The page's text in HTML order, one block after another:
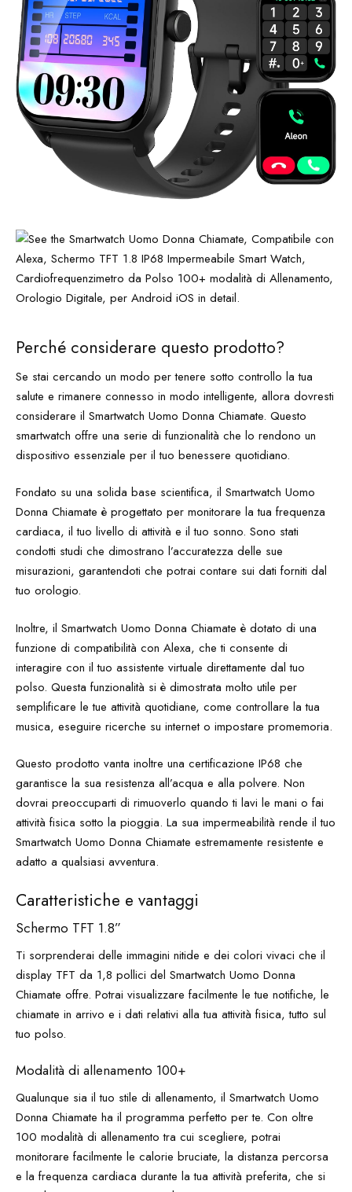
Perché considerare questo prodotto?
Se stai cercando un modo per tenere sotto controllo la tua
salute e rimanere connesso in modo intelligente, allora dovresti
considerare il Smartwatch Uomo Donna Chiamate. Questo
smartwatch offre una serie di funzionalità che lo rendono un
dispositivo essenziale per il tuo benessere quotidiano.
Fondato su una solida base scientifica, il Smartwatch Uomo
Donna Chiamate è progettato per monitorare la tua frequenza
cardiaca, il tuo livello di attività e il tuo sonno. Sono stati
condotti studi che dimostrano l’accuratezza delle sue
misurazioni, garantendoti che potrai contare sui dati forniti dal
tuo orologio.
Inoltre, il Smartwatch Uomo Donna Chiamate è dotato di una
funzione di compatibilità con Alexa, che ti consente di
interagire con il tuo assistente virtuale direttamente dal tuo
polso. Questa funzionalità si è dimostrata molto utile per
semplificare le tue attività quotidiane, come controllare la tua
musica, eseguire ricerche su internet o impostare promemoria.
Questo prodotto vanta inoltre una certificazione IP68 che
garantisce la sua resistenza all’acqua e alla polvere. Non
dovrai preoccuparti di rimuoverlo quando ti lavi le mani o fai
attività fisica sotto la pioggia. La sua impermeabilità rende il tuo
Smartwatch Uomo Donna Chiamate estremamente resistente e
adatto a qualsiasi avventura.
Caratteristiche e vantaggi
Schermo TFT 1.8”
Ti sorprenderai delle immagini nitide e dei colori vivaci che il
display TFT da 1,8 pollici del Smartwatch Uomo Donna
Chiamate offre. Potrai visualizzare facilmente le tue notifiche, le
chiamate in arrivo e i dati relativi alla tua attività fisica, tutto sul
tuo polso.
Modalità di allenamento 100+
Qualunque sia il tuo stile di allenamento, il Smartwatch Uomo
Donna Chiamate ha il programma perfetto per te. Con oltre
100 modalità di allenamento tra cui scegliere, potrai
monitorare facilmente le calorie bruciate, la distanza percorsa
e la frequenza cardiaca durante la tua attività preferita, che si